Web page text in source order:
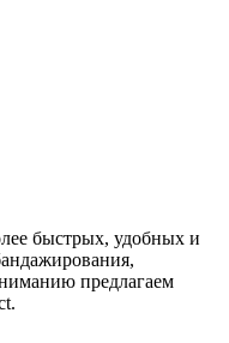
быстрых, удобных и
предлагаем